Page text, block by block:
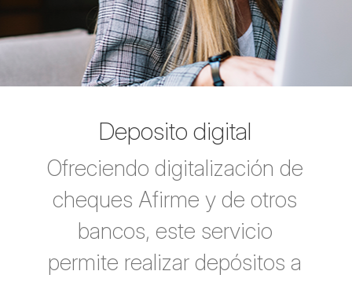
Deposito digital
Ofreciendo digitalización de
cheques Afirme y de otros
bancos, este servicio
permite realizar depósitos a